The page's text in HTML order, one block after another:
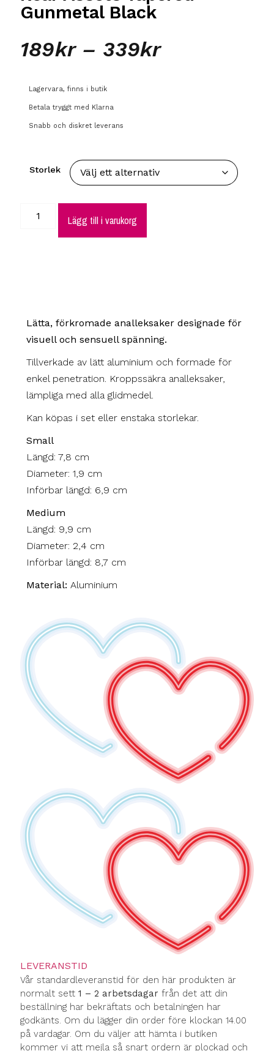
Gunmetal Black
189kr – 339kr
Lagervara, finns i butik
Betala tryggt med Klarna
Snabb och diskret leverans
Storlek
Lägg till i varukorg
Lätta, förkromade analleksaker designade för
visuell och sensuell spänning.
Tillverkade av lätt aluminium och formade för
enkel penetration. Kroppssäkra analleksaker,
lämpliga med alla glidmedel.
Kan köpas i set eller enstaka storlekar.
Small
Längd: 7,8 cm
Diameter: 1,9 cm
Införbar längd: 6,9 cm
Medium
Längd: 9,9 cm
Diameter: 2,4 cm
Införbar längd: 8,7 cm
Material: Aluminium
LEVERANSTID
Vår standardleveranstid för den här produkten är
normalt sett 1 – 2 arbetsdagar från det att din
beställning har bekräftats och betalningen har
godkänts. Om du lägger din order före klockan 14.00
på vardagar. Om du väljer att hämta i butiken
kommer vi att mejla så snart ordern är plockad och